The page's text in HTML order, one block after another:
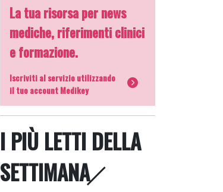
La tua risorsa per news
mediche, riferimenti clinici
e formazione.
Iscriviti al servizio utilizzando
il tuo account Medikey
I PIÙ LETTI DELLA
SETTIMANA